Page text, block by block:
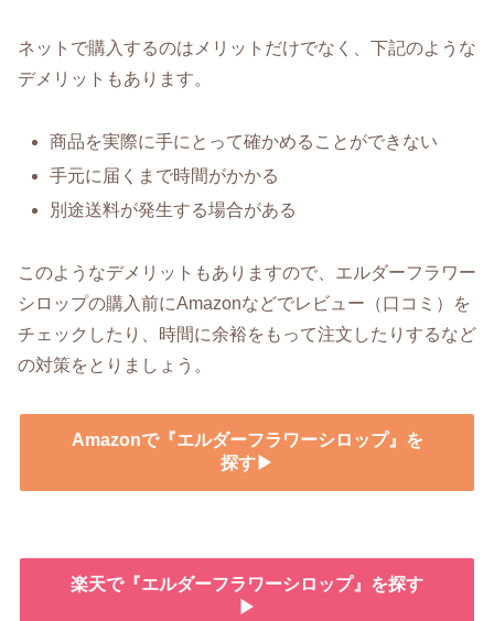
ネットで購入するのはメリットだけでなく、下記のような
デメリットもあります。
商品を実際に手にとって確かめることができない
手元に届くまで時間がかかる
別途送料が発生する場合がある
このようなデメリットもありますので、エルダーフラワー
シロップの購入前にAmazonなどでレビュー（口コミ）を
チェックしたり、時間に余裕をもって注文したりするなど
の対策をとりましょう。
Amazonで『エルダーフラワーシロップ』を
探す▶
楽天で『エルダーフラワーシロップ』を探す
▶